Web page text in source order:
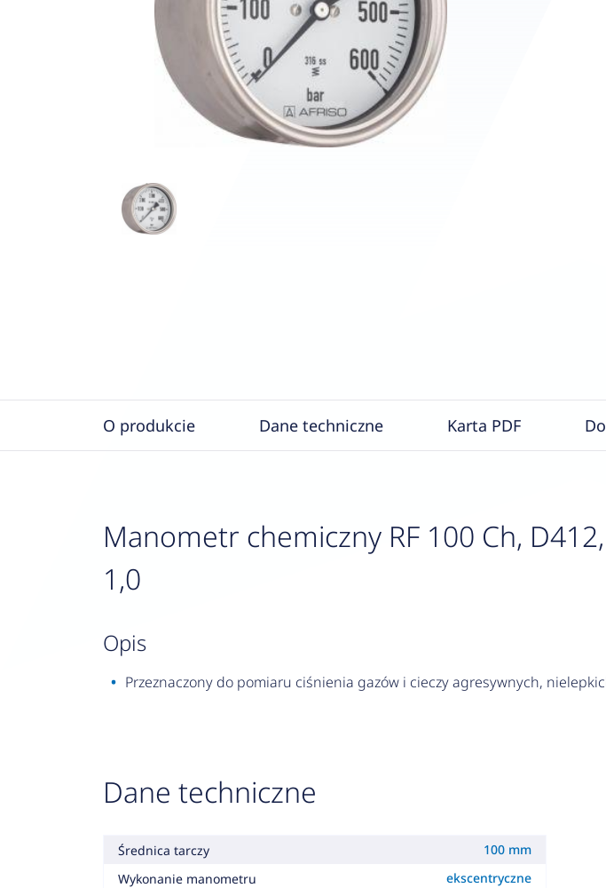
O produkcie Dane techniczne Karta PDF
Manometr chemiczny RF 100 Ch,
1,0
opis
Przeznaczony do pomiaru ciśnienia gazów i cieczy agresywnych,
Dane techniczne
Średnica tarczy
100 mm
Wykonanie manometru
ekscentryczne